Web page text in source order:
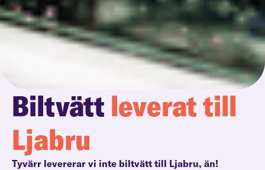
Biltvätt leverat till
Ljabru
Tyvärr levererar vi inte biltvätt till Ljabru, än!